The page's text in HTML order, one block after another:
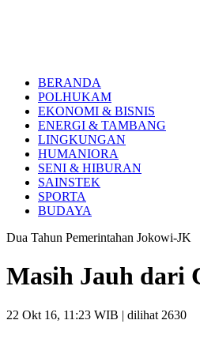
BERANDA
POLHUKAM
EKONOMI & BISNIS
ENERGI & TAMBANG
LINGKUNGAN
HUMANIORA
SENI & HIBURAN
SAINSTEK
SPORTA
BUDAYA
Dua Tahun Pemerintahan Jokowi-JK
Masih Jauh dari
22 Okt 16, 11:23 WIB | dilihat 2630